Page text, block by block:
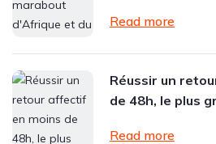
Read more
Réussir un
de 48h, le plus
Read more